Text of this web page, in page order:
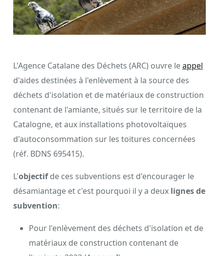
L'Agence Catalane des Déchets (ARC) ouvre leappel
d'aides destinées à l'enlèvement à la source des
déchets d'isolation et de matériaux de construction
contenant de l'amiante, situés sur le territoire de la
Catalogne, et aux installations photovoltaïques
d'autoconsommation sur les toitures concernées
(réf. BDNS 695415).
L'objectifde ces subventions est d'encourager le
désamiantage et c'est pourquoi il y a deux lignes de
subvention:
Pour l'enlèvement des déchets d'isolation et de
matériaux de construction contenant de